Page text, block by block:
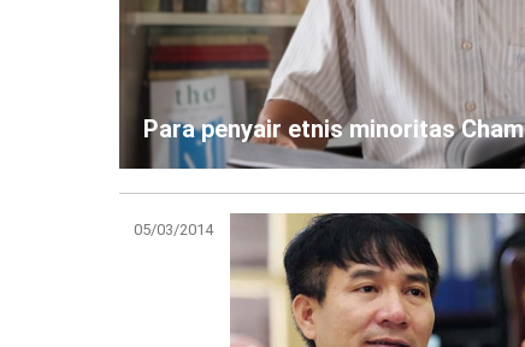
Para penyair etnis minoritas Cham
05/03/2014